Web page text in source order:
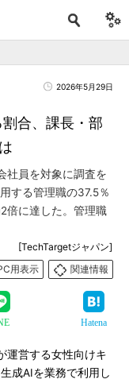
2026年5月29日
合、課長・部
社員を対象に調査を
する管理職の37.5％
倍に達した。管理職
[TechTargetジャパン]
用表示
関連情報
Hatena
運営する女性向けキ
成AIを業務で利用し